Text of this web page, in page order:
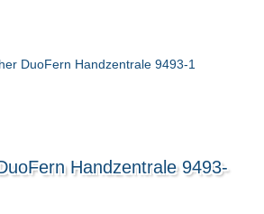
Handzentrale 9493-